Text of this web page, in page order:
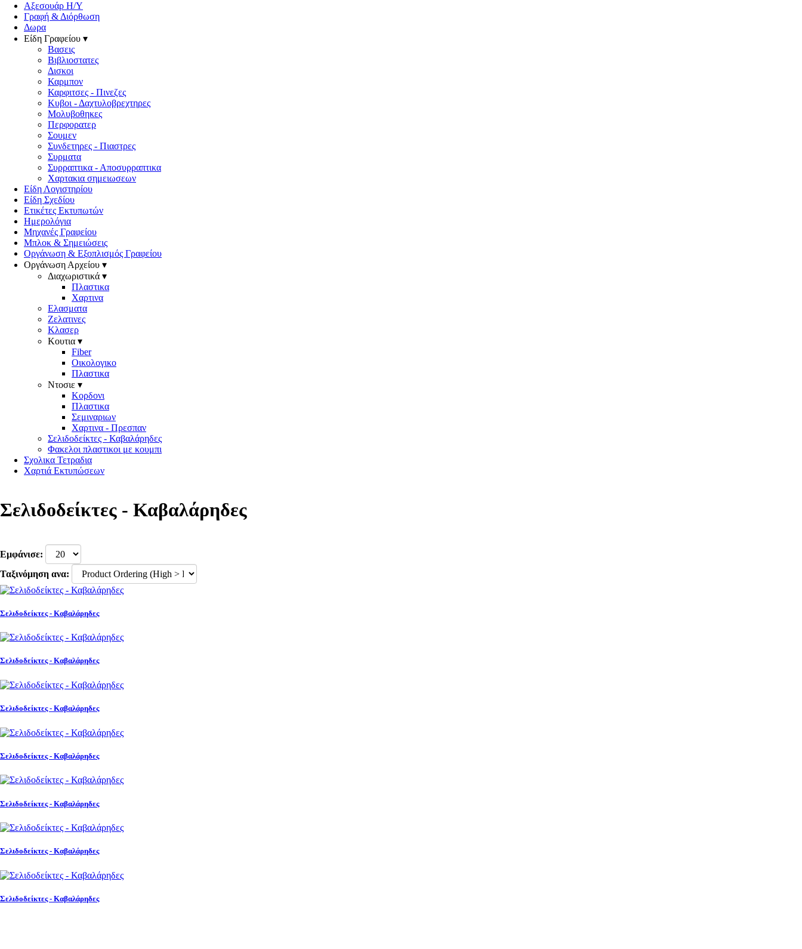
Αξεσουάρ Η/Υ
Γραφή & Διόρθωση
Δωρα
Είδη Γραφείου ▾
Βασεις
Βιβλιοστατες
Δισκοι
Καρμπον
Καρφιτσες - Πινεζες
Κυβοι - Δαχτυλοβρεχτηρες
Μολυβοθηκες
Περφορατερ
Σουμεν
Συνδετηρες - Πιαστρες
Συρματα
Συρραπτικα - Αποσυρραπτικα
Χαρτακια σημειωσεων
Είδη Λογιστηρίου
Είδη Σχεδίου
Ετικέτες Εκτυπωτών
Ημερολόγια
Μηχανές Γραφείου
Μπλοκ & Σημειώσεις
Οργάνωση & Εξοπλισμός Γραφείου
Οργάνωση Αρχείου ▾
Διαχωριστικά ▾
Πλαστικα
Χαρτινα
Ελασματα
Ζελατινες
Κλασερ
Κουτια ▾
Fiber
Οικολογικο
Πλαστικα
Ντοσιε ▾
Κορδονι
Πλαστικα
Σεμιναριων
Χαρτινα - Πρεσπαν
Σελιδοδείκτες - Καβαλάρηδες
Φακελοι πλαστικοι με κουμπι
Σχολικα Τετραδια
Χαρτιά Εκτυπώσεων
Σελιδοδείκτες - Καβαλάρηδες
Εμφάνισε:
Ταξινόμηση ανα:
Σελιδοδείκτες - Καβαλάρηδες
Σελιδοδείκτες - Καβαλάρηδες
Σελιδοδείκτες - Καβαλάρηδες
Σελιδοδείκτες - Καβαλάρηδες
Σελιδοδείκτες - Καβαλάρηδες
Σελιδοδείκτες - Καβαλάρηδες
Σελιδοδείκτες - Καβαλάρηδες